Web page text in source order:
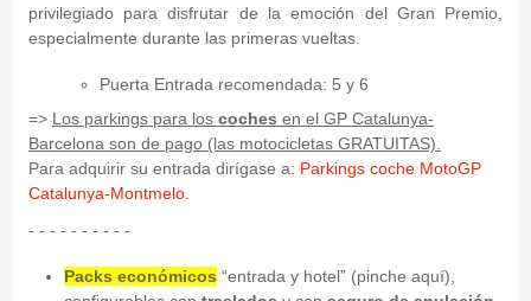
privilegiado para disfrutar de la emoción del Gran Premio,
especialmente durante las primeras vueltas.
Puerta Entrada recomendada: 5 y 6
=> Los parkings para los coches en el GP Catalunya-
Barcelona son de pago (las motocicletas GRATUITAS).
Para adquirir su entrada dirígase a: Parkings coche MotoGP
Catalunya-Montmelo.
- - - - - - - - - -
Packs económicos “entrada y hotel” (pinche aquí),